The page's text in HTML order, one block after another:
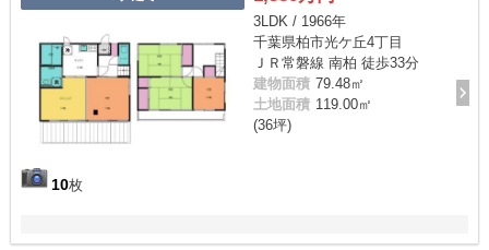
10枚
3LDK / 1966年
千葉県柏市光ケ丘4丁目
ＪＲ常磐線 南柏 徒歩33分
建物面積 79.48㎡
土地面積 119.00㎡
(36坪)